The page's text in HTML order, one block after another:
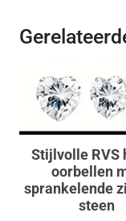
Stijlvolle RVS
oorbellen
sprankelende
steen